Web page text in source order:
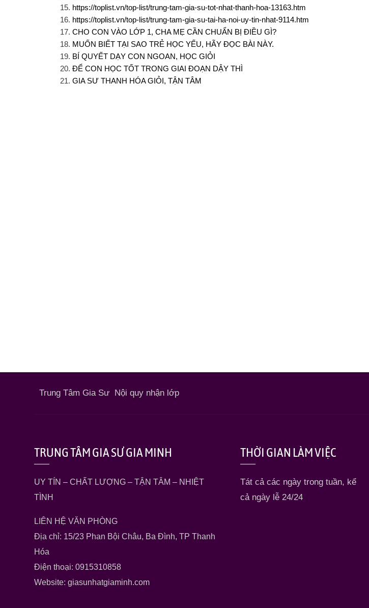
https://toplist.vn/top-list/trung-tam-gia-su-tot-nhat-thanh-hoa-13163.htm
https://toplist.vn/top-list/trung-tam-gia-su-tai-ha-noi-uy-tin-nhat-9114.htm
CHO CON VÀO LỚP 1, CHA MẸ CẦN CHUẨN BỊ ĐIỀU GÌ?
MUỐN BIẾT TẠI SAO TRẺ HỌC YẾU, HÃY ĐỌC BÀI NÀY.
BÍ QUYẾT DẠY CON NGOAN, HỌC GIỎI
ĐỂ CON HỌC TỐT TRONG GIAI ĐOẠN DẬY THÌ
GIA SƯ THANH HÓA GIỎI, TẬN TÂM
Trung Tâm Gia Sư Nội quy nhận lớp
TRUNG TÂM GIA SƯ GIA MINH
UY TÍN – CHẤT LƯỢNG – TẬN TÂM – NHIỆT
TÌNH
LIÊN HỆ VĂN PHÒNG
Địa chỉ: 15/23 Phan Bội Châu, Ba Đình, TP Thanh
Hóa
Điện thoại: 0915310858
Website: giasunhatgiaminh.com
THỜI GIAN LÀM VIỆC
Tát cả các ngày trong tuần, kể
cả ngày lễ 24/24